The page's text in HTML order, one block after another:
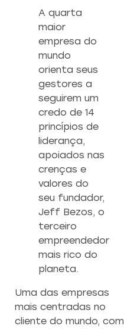
A quarta
maior
empresa do
mundo
orienta seus
gestores a
seguirem um
credo de 14
princípios de
liderança,
apoiados nas
crenças e
valores do
seu fundador,
Jeff Bezos, o
terceiro
empreendedor
mais rico do
planeta.
Uma das empresas
mais centradas no
cliente do mundo, com